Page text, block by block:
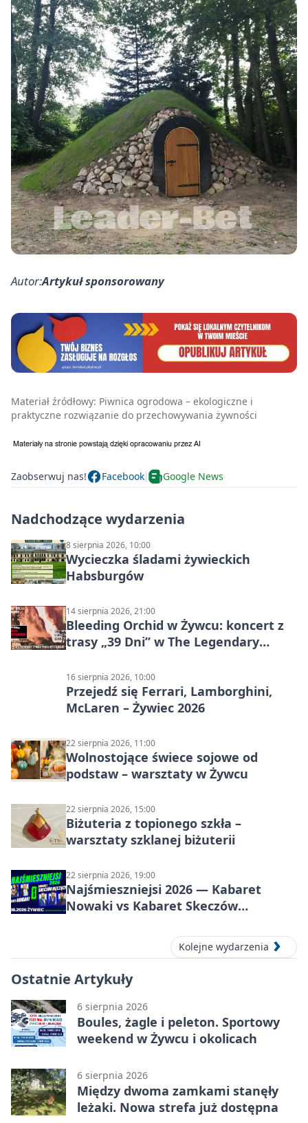
Autor:Artykuł sponsorowany
Materiał źródłowy: Piwnica ogrodowa – ekologiczne i
praktyczne rozwiązanie do przechowywania żywności
Zaobserwuj nas! Facebook Google News
Nadchodzące wydarzenia
8 sierpnia 2026, 10:00
Wycieczka śladami żywieckich
Habsburgów
14 sierpnia 2026, 21:00
Bleeding Orchid w Żywcu: koncert z
trasy „39 Dni” w The Legendary
16 sierpnia 2026, 10:00
Przejedź się Ferrari, Lamborghini,
McLaren – Żywiec 2026
22 sierpnia 2026, 11:00
Wolnostojące świece sojowe od
podstaw – warsztaty w Żywcu
22 sierpnia 2026, 15:00
Biżuteria z topionego szkła –
warsztaty szklanej biżuterii
22 sierpnia 2026, 19:00
Najśmieszniejsi 2026 — Kabaret
Nowaki vs Kabaret Skeczów
Kolejne wydarzenia
Ostatnie Artykuły
6 sierpnia 2026
Boules, żagle i peleton. Sportowy
weekend w Żywcu i okolicach
6 sierpnia 2026
Między dwoma zamkami stanęły
leżaki. Nowa strefa już dostępna